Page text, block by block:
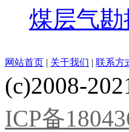
煤层气
网站首页 | 关于我们 | 联系方
(c)2008-
ICP备